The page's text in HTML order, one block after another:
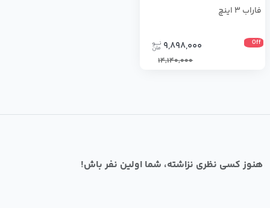
فاراب 3 اینچ
Off
9,898,000
14,140,000
هنوز کسی نظری نزاشته، شما اولین نفر باش!